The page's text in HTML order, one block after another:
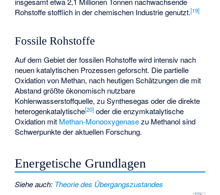
Rohstoffe stofflich in der chemischen Industrie genutzt.[19]
Fossile Rohstoffe
Auf dem Gebiet der fossilen Rohstoffe wird intensiv nach
neuen katalytischen Prozessen geforscht. Die partielle
Oxidation von Methan, nach heutigen Schätzungen die mit
Abstand größte ökonomisch nutzbare
Kohlenwasserstoffquelle, zu Synthesegas oder die direkte
heterogenkatalytische[20] oder die enzymkatalytische
Oxidation mit Methan-Monooxygenasezu Methanol sind
Schwerpunkte der aktuellen Forschung.
Energetische Grundlagen
Siehe auch: Theorie des Übergangszustandes